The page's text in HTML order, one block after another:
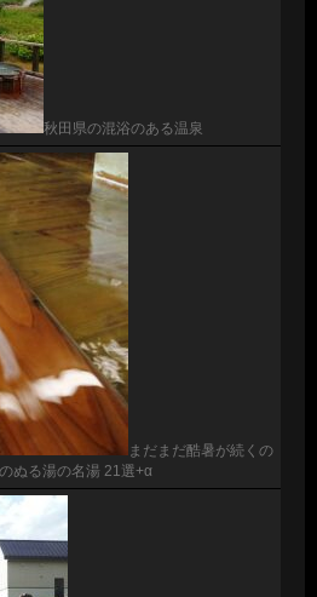
秋田県の混浴のある温泉
まだまだ酷暑が続くの
ぬる湯の名湯 21選+α